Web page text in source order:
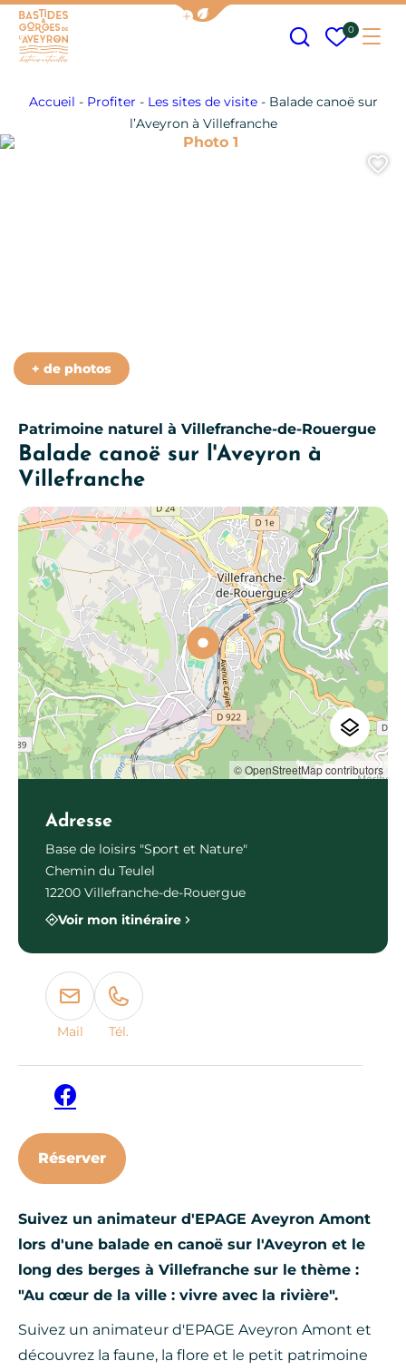
Afficher la barre de navigation
Mes
0
Accueil - Profiter - Les sites de visite- Balade canoë sur
l’Aveyron à Villefranche
Patrimoine naturel à Villefranche-de-Rouergue
Balade canoë sur l'Aveyron à
Villefranche
Photo 1
+ de photos
Suivez un animateur d'EPAGE Aveyron Amont
lors d'une balade en canoë sur l'Aveyron et le
long des berges à Villefranche sur le thème :
"Au cœur de la ville : vivre avec la rivière".
Suivez un animateur d'EPAGE Aveyron Amont et
découvrez la faune, la flore et le petit patrimoine
© OpenStreetMap contributors
Adresse
Base de loisirs "Sport et Nature"
Chemin du Teulel
12200 Villefranche-de-Rouergue
Voir mon itinéraire
Mail Tél.
Facebook
Réserver